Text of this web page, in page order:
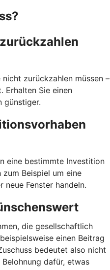
zurückzahlen müssen –
Erhalten Sie einen
günstiger.
eine bestimmte Investition
Beispiel um eine
neue Fenster handeln.
die gesellschaftlich
einen Beitrag
bedeutet also nicht
dafür, etwas